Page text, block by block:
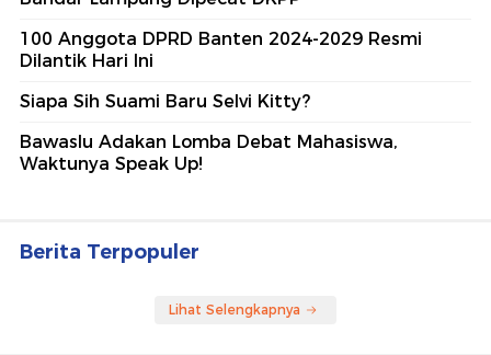
100 Anggota DPRD Banten 2024-2029 Resmi
Dilantik Hari Ini
Siapa Sih Suami Baru Selvi Kitty?
Bawaslu Adakan Lomba Debat Mahasiswa,
Waktunya Speak Up!
Berita Terpopuler
Lihat Selengkapnya